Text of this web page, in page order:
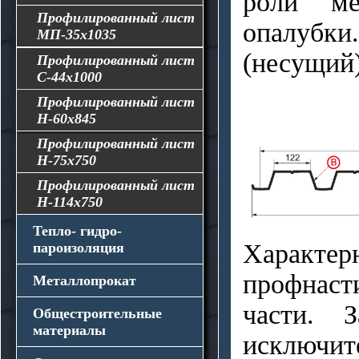
кровли
Мансардные окна
FAKRO
VELUX
ROTO
Флюгера
для гипсокартона
Профилированный лист
МП-35x1035
Профилированный лист
С-44x1000
Профилированный лист
Н-60x845
Профилированный лист
Н-75x750
Профилированный лист
Н-114x750
Тепло- гидро-
пароизоляция
Утеплители
Стекловолокно
Минеральная вата
Пенополистирол
Гидро- и пароизоляция
Металлопрокат
Арматура
Трубы профильные и
уголки
Общестроительные
материалы
части.